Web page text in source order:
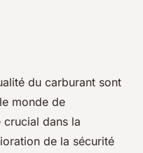
du carburant sont
monde de
crucial dans la
de la sécurité